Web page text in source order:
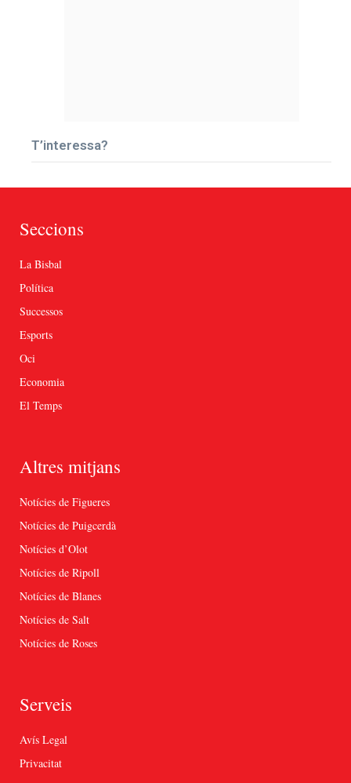
T’interessa?
Seccions
La Bisbal
Política
Successos
Esports
Oci
Economia
El Temps
Altres mitjans
Notícies de Figueres
Notícies de Puigcerdà
Notícies d’Olot
Notícies de Ripoll
Notícies de Blanes
Notícies de Salt
Notícies de Roses
Serveis
Avís Legal
Privacitat